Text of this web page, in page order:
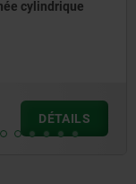
DÉTAILS